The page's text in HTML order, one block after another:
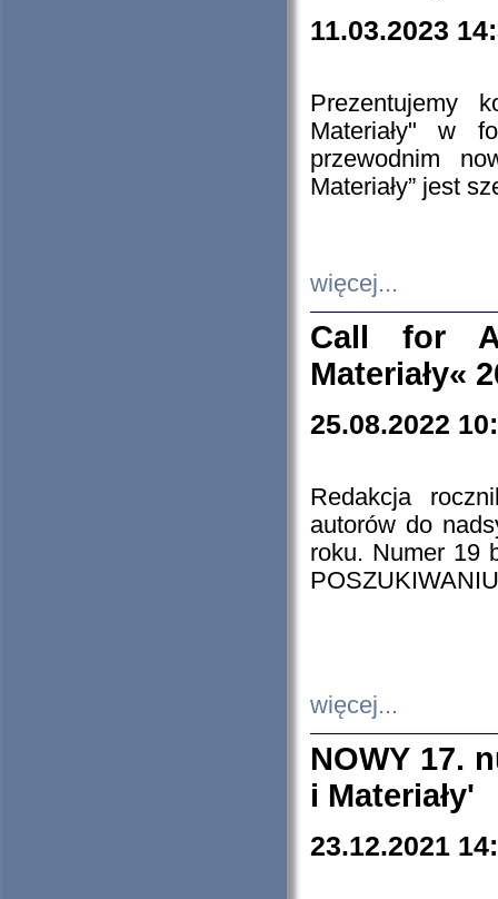
11.03.2023
Prezentujemy
Materiały" w
przewodnim
Materiały” jest
więcej...
Call for
Materiały«
25.08.2022
Redakcja
autorów do
roku. Numer 19
więcej...
NOWY 17.
i Materiały'
23.12.2021